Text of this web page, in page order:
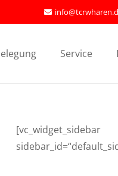
Service
[vc_widget_sidebar